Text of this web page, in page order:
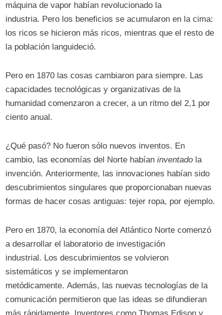
máquina de vapor habían revolucionado la
industria. Pero los beneficios se acumularon en la cima:
los ricos se hicieron más ricos, mientras que el resto de
la población languideció.
Pero en 1870 las cosas cambiaron para siempre. Las
capacidades tecnológicas y organizativas de la
humanidad comenzaron a crecer, a un ritmo del 2,1 por
ciento anual.
¿Qué pasó? No fueron sólo nuevos inventos. En
cambio, las economías del Norte habíaninventado la
invención. Anteriormente, las innovaciones habían sido
descubrimientos singulares que proporcionaban nuevas
formas de hacer cosas antiguas: tejer ropa, por ejemplo.
Pero en 1870, la economía del Atlántico Norte comenzó
a desarrollar el laboratorio de investigación
industrial. Los descubrimientos se volvieron
sistemáticos y se implementaron
metódicamente. Además, las nuevas tecnologías de la
comunicación permitieron que las ideas se difundieran